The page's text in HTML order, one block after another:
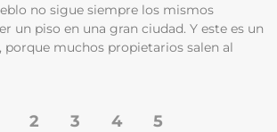
no sigue siempre los mismos
un piso en una gran ciudad. Y este es un
muchos propietarios salen al
2 3 4 5